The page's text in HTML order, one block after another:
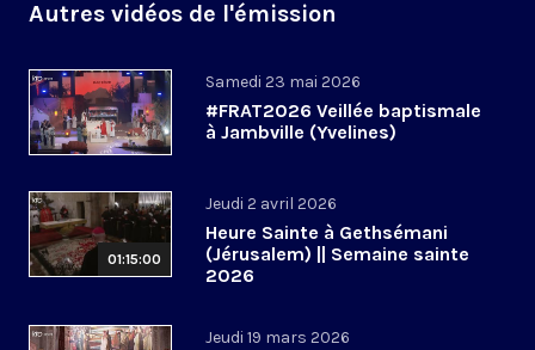
Autres vidéos de l'émission
Samedi 23 mai 2026
#FRAT2026 Veillée baptismale
à Jambville (Yvelines)
01:15:00
Jeudi 2 avril 2026
Heure Sainte à Gethsémani
(Jérusalem) || Semaine sainte
2026
Jeudi 19 mars 2026